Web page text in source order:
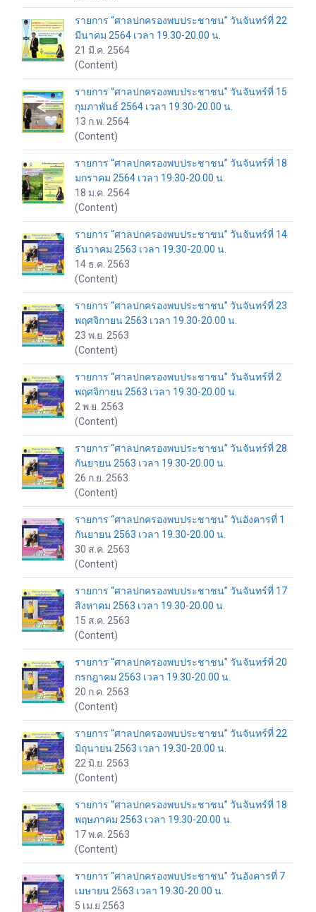
รายการ “ศาลปกครองพบประชาชน” วันจันทร์ที่ 22
มีนาคม 2564 เวลา 19.30-20.00 น.
21 มี.ค. 2564
(Content)
รายการ “ศาลปกครองพบประชาชน” วันจันทร์ที่ 15
กุมภาพันธ์ 2564 เวลา 19.30-20.00 น.
13 ก.พ. 2564
(Content)
รายการ “ศาลปกครองพบประชาชน” วันจันทร์ที่ 18
มกราคม 2564 เวลา 19.30-20.00 น.
18 ม.ค. 2564
(Content)
รายการ “ศาลปกครองพบประชาชน” วันจันทร์ที่ 14
ธันวาคม 2563 เวลา 19.30-20.00 น.
14 ธ.ค. 2563
(Content)
รายการ “ศาลปกครองพบประชาชน” วันจันทร์ที่ 23
พฤศจิกายน 2563 เวลา 19.30-20.00 น.
23 พ.ย. 2563
(Content)
รายการ “ศาลปกครองพบประชาชน” วันจันทร์ที่ 2
พฤศจิกายน 2563 เวลา 19.30-20.00 น.
2 พ.ย. 2563
(Content)
รายการ “ศาลปกครองพบประชาชน” วันจันทร์ที่ 28
กันยายน 2563 เวลา 19.30-20.00 น.
26 ก.ย. 2563
(Content)
รายการ “ศาลปกครองพบประชาชน” วันอังคารที่ 1
กันยายน 2563 เวลา 19.30-20.00 น.
30 ส.ค. 2563
(Content)
รายการ “ศาลปกครองพบประชาชน” วันจันทร์ที่ 17
สิงหาคม 2563 เวลา 19.30-20.00 น.
15 ส.ค. 2563
(Content)
รายการ “ศาลปกครองพบประชาชน” วันจันทร์ที่ 20
กรกฎาคม 2563 เวลา 19.30-20.00 น.
20 ก.ค. 2563
(Content)
รายการ “ศาลปกครองพบประชาชน” วันจันทร์ที่ 22
มิถุนายน 2563 เวลา 19.30-20.00 น.
22 มิ.ย. 2563
(Content)
รายการ “ศาลปกครองพบประชาชน” วันจันทร์ที่ 18
พฤษภาคม 2563 เวลา 19.30-20.00 น.
17 พ.ค. 2563
(Content)
รายการ “ศาลปกครองพบประชาชน” วันอังคารที่ 7
เมษายน 2563 เวลา 19.30-20.00 น.
5 เม.ย 2563